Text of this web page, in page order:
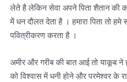
लेते है लेकिन सेवा अपने पिता शैतान की
में धन दौलत देता है । हमारा पिता तो
पवित्रीकरण करता है ।
अमीर और गरीब की बात आई तो याकूब ने
को विश्वास में धनी होने और परमेश्वर के